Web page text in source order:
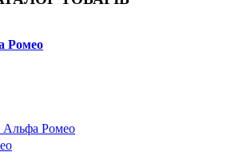
Ромео
Альфа Ромео